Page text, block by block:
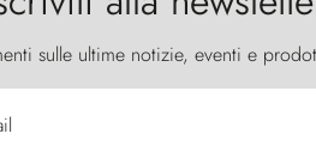
sulle ultime notizie, eventi e